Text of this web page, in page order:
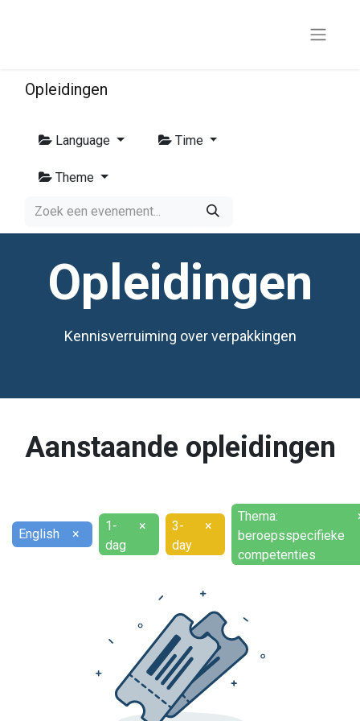
Opleidingen
Language Time
Theme
Opleidingen
Kennisverruiming over verpakkingen
Aanstaande opleidingen
English ×
1-
dag
×
3-
day
×
Thema:
beroepsspecifieke
competenties